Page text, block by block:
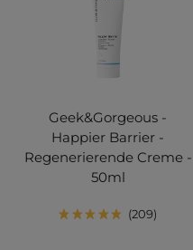
Geek&Gorgeous -
Happier Barrier -
Regenerierende Creme -
50ml
209